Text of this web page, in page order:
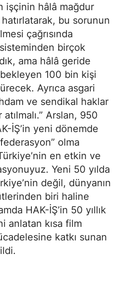
işçinin hâlâ mağdur
bu sorunun
çağrısında
birçok
ama hâlâ geride
100 bin kişi
Ayrıca asgari
ve sendikal haklar
atılmalı.” Arslan, 950
İŞ’in yeni dönemde
olma
en etkin ve
Yeni 50 yılda
değil, dünyanın
biri haline
HAK-İŞ’in 50 yıllık
anlatan kısa film
katkı sunan